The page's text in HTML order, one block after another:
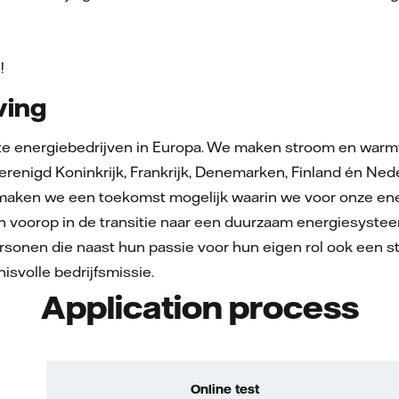
energiebedrijven in Europa. We maken stroom en
Koninkrijk, Frankrijk, Denemarken, Finland én
we een toekomst mogelijk waarin we voor onze
voorop in de transitie naar een duurzaam
die naast hun passie voor hun eigen rol ook een
bedrijfsmissie.
Application process
Online test